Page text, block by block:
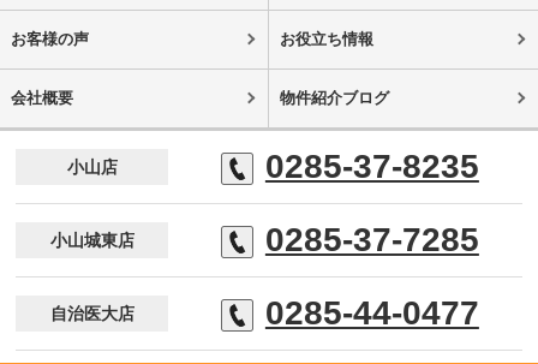
お客様の声 お役立ち情報
会社概要 物件紹介ブログ
小山店 0285-37-8235
小山城東店 0285-37-7285
自治医大店 0285-44-0477